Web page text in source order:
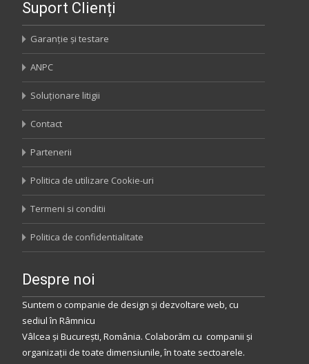
Suport Clienți
Garanție și testare
ANPC
Soluționare litigii
Contact
Partenerii
Politica de utilizare Cookie-uri
Termeni si conditii
Politica de confidentialitate
Despre noi
Suntem o companie de design și dezvoltare web, cu
sediulîn Râmnicu
Vâlcea și București,România. Colaborăm cu companii și
organizații de toate dimensiunile, în toate sectoarele.